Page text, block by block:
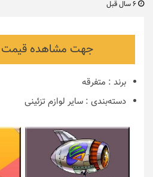
جهت مشاهده قیمت
برند : متفرقه
دسته‌بندی : سایر لوازم تزئینی